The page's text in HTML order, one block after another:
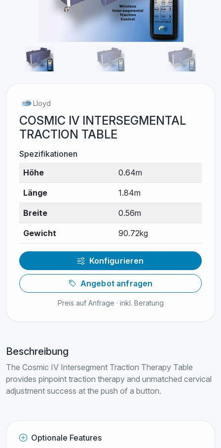
Lloyd
COSMIC IV INTERSEGMENTAL
TRACTION TABLE
Spezifikationen
Höhe
0.64m
Länge 1.84m
Breite 0.56m
Gewicht 90.72kg
Konfigurieren
Angebot anfragen
Preis auf Anfrage · inkl. Beratung
Beschreibung
The Cosmic IV Intersegment Traction Therapy Table
provides pinpoint traction therapy and unmatched cervical
adjustment success at the push of a button.
Optionale Features